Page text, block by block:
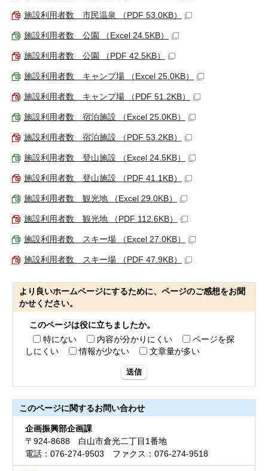
施設利用者数 市民温泉 （PDF 53.0KB）
施設利用者数 公園 （Excel 24.5KB）
施設利用者数 公園 （PDF 42.5KB）
施設利用者数 キャンプ場 （Excel 25.0KB）
施設利用者数 キャンプ場 （PDF 51.2KB）
施設利用者数 宿泊施設 （Excel 25.0KB）
施設利用者数 宿泊施設 （PDF 53.2KB）
施設利用者数 登山施設 （Excel 24.5KB）
施設利用者数 登山施設 （PDF 41.1KB）
施設利用者数 観光地 （Excel 29.0KB）
施設利用者数 観光地 （PDF 112.6KB）
施設利用者数 スキー場 （Excel 27.0KB）
施設利用者数 スキー場 （PDF 47.9KB）
より良いホームページにするために、ページのご感想をお聞
かせください。
このページは役に立ちましたか。
特にない
内容が分かりにくい
ページを探
しにくい
情報が少ない 文章量が多い
送信
このページに関するお問い合わせ
企画振興部企画課
〒924-8688 白山市倉光二丁目1番地
電話：076-274-9503 ファクス：076-274-9518